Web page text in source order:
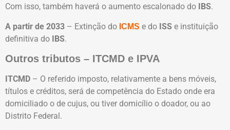
Com isso, também haverá o aumento escalonado do
IBS.
A partir de 2033 – Extinção do ICMS e do ISS e instituição
definitiva do IBS.
Outros tributos – ITCMD e IPVA
ITCMD – O referido imposto, relativamente a bens móveis,
títulos e créditos, será de competência do Estado onde era
domiciliado o de cujus, ou tiver domicílio o doador, ou ao
Distrito Federal.